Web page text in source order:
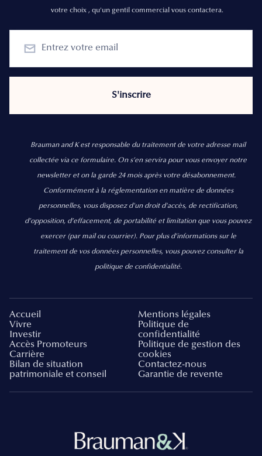
votre choix , qu'un gentil commercial vous contactera.
Brauman and K est responsable du traitement de votre adresse mail
collectée via ce formulaire. On s’en servira pour vous envoyer notre
newsletter et on la garde 24 mois après votre désabonnement.
Conformément à la réglementation en matière de données
personnelles, vous disposez d'un droit d'accès, de rectification,
d’opposition, d’effacement, de portabilité et limitation que vous pouvez
exercer (par mail ou courrier). Pour plus d’informations sur le
traitement de vos données personnelles, vous pouvez consulter la
politique de confidentialité.
Accueil
Vivre
Investir
Accès Promoteurs
Carrière
Bilan de situation
patrimoniale et conseil
Mentions légales
Politique de
confidentialité
Politique de gestion des
cookies
Contactez-nous
Garantie de revente